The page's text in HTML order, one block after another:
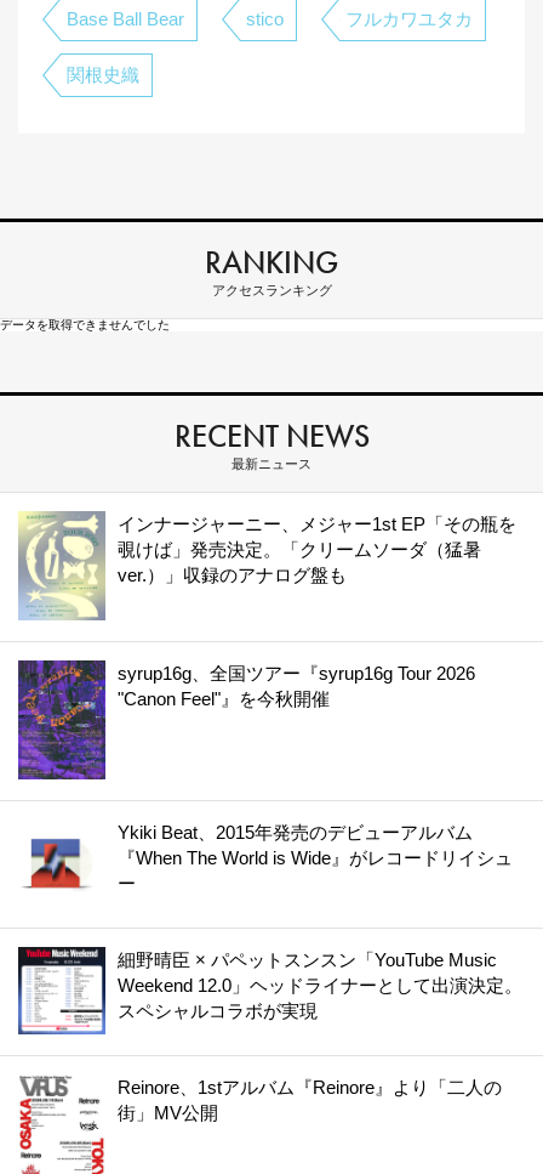
Base Ball Bear stico フルカワユタカ
関根史織
RANKING
アクセスランキング
データを取得できませんでした
RECENT NEWS
最新ニュース
インナージャーニー、メジャー1st EP「その瓶を
覗けば」発売決定。「クリームソーダ（猛暑
ver.）」収録のアナログ盤も
syrup16g、全国ツアー『syrup16g Tour 2026
"Canon Feel"』を今秋開催
Ykiki Beat、2015年発売のデビューアルバム
『When The World is Wide』がレコードリイシュ
ー
細野晴臣 × パペットスンスン「YouTube Music
Weekend 12.0」ヘッドライナーとして出演決定。
スペシャルコラボが実現
Reinore、1stアルバム『Reinore』より「二人の
街」MV公開